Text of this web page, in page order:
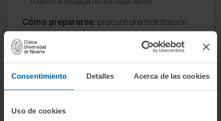
Consentimiento Detalles Acerca de las cookies
Uso de cookies
Cómo prepararse: procure una hidratación
comidas muy proteicas justo antes de la
analítica, e informe de todos sus
medicamentos (algunos, como
antiinflamatorios o ciertos antibióticos,
análisis de orina, aporte una muestra de la